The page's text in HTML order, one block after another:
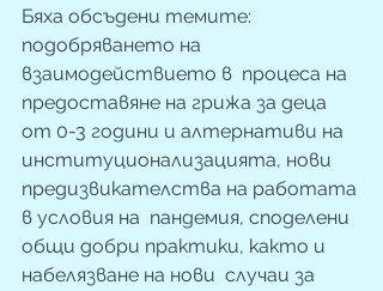
Бяха обсъдени темите:
подобряването на
взаимодействието в  процеса на
предоставяне на грижа за деца
от 0-3 години и алтернативи на
институционализацията, нови
предизвикателства на работата
в условия на  пандемия, споделени
общи добри практики, както и
набелязване на нови  случаи за